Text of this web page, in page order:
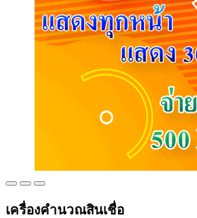
เครื่องคำนวณสินเชื่อ